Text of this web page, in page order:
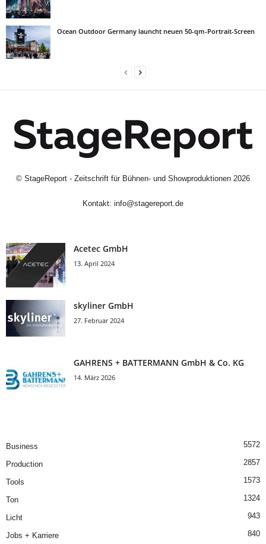
Ocean Outdoor Germany launcht neuen 50-qm-Portrait-Screen
© StageReport - Zeitschrift für Bühnen- und Showproduktionen 2026
Kontakt: info@stagereport.de
Acetec GmbH
13. April 2024
skyliner GmbH
27. Februar 2024
GAHRENS + BATTERMANN GmbH & Co. KG
14. März 2026
Business 5572
Production 2857
Tools 1573
Ton 1324
Licht 943
Jobs + Karriere 840